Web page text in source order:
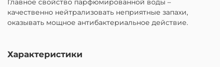
Главное свойство парфюмированной воды –
качественно нейтрализовать неприятные запахи,
оказывать мощное антибактериальное действие.
Характеристики